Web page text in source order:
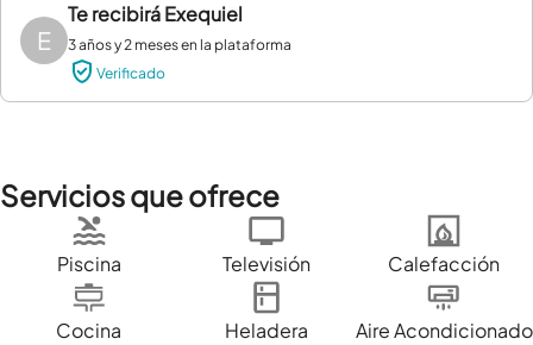
E
Te recibiráExequiel
3 años y 2 meses en la plataforma
Verificado
Servicios que ofrece
Piscina Televisión Calefacción
Cocina Heladera
Aire Acondicionado